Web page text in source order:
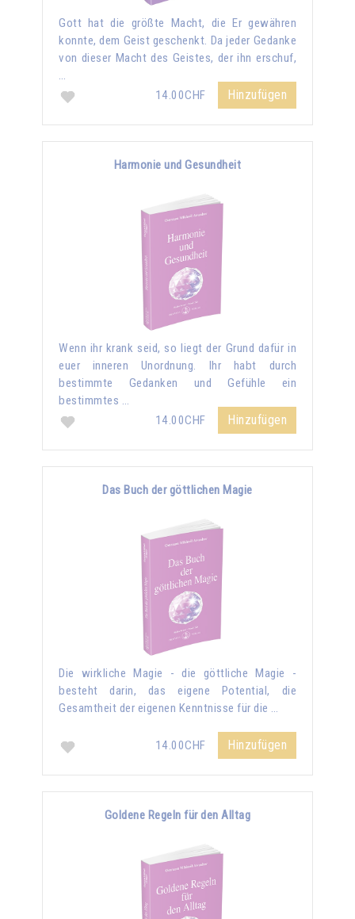
Gott hat die größte Macht, die Er gewähren
konnte, dem Geist geschenkt. Da jeder Gedanke
von dieser Macht des Geistes, der ihn erschuf,
…
14.00CHF
Hinzufügen
Harmonie und Gesundheit
Wenn ihr krank seid, so liegt der Grund dafür in
euer inneren Unordnung. Ihr habt durch
bestimmte Gedanken und Gefühle ein
bestimmtes …
14.00CHF
Hinzufügen
Das Buch der göttlichen Magie
Die wirkliche Magie - die göttliche Magie -
besteht darin, das eigene Potential, die
Gesamtheit der eigenen Kenntnisse für die …
14.00CHF Hinzufügen
Goldene Regeln für den Alltag